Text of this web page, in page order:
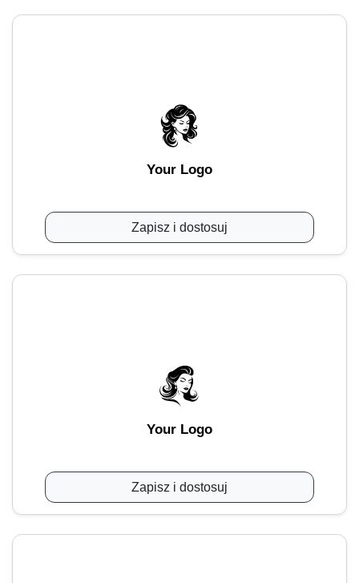
Your Logo
Zapisz i dostosuj
Your Logo
Zapisz i dostosuj